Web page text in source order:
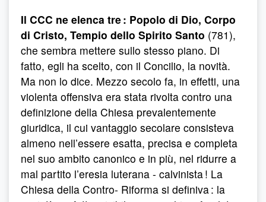
Il CCC ne elenca tre : Popolo di Dio, Corpo
di Cristo, Tempio dello Spirito Santo (781),
che sembra mettere sullo stesso piano. Di
fatto, egli ha scelto, con il Concilio, la novità.
Ma non lo dice. Mezzo secolo fa, in effetti, una
violenta offensiva era stata rivolta contro una
definizione della Chiesa prevalentemente
giuridica, il cui vantaggio secolare consisteva
almeno nell’essere esatta, precisa e completa
nel suo ambito canonico e in più, nel ridurre a
mal partito l’eresia luterana - calvinista ! La
Chiesa della Contro- Riforma si definiva : la